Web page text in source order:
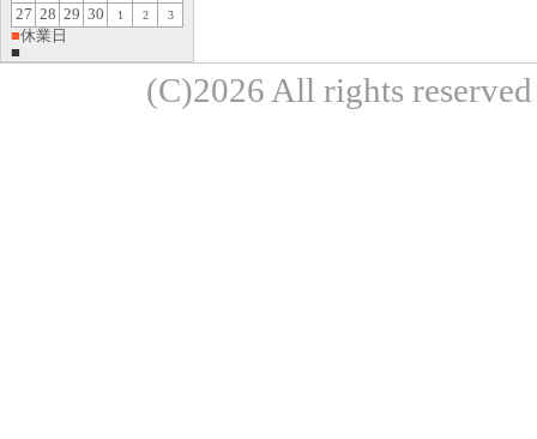
27 28 29 30 1 2 3
■休業日
■
(C)2026 All rights